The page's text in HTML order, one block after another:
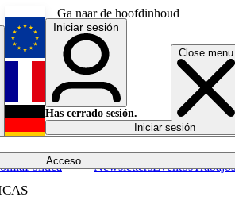
Ga naar de hoofdinhoud
Close menu
Acceso
Política NewslettersEventosTrabajos
English
Français
Iniciar sesión
Has cerrado sesión.
Iniciar sesión